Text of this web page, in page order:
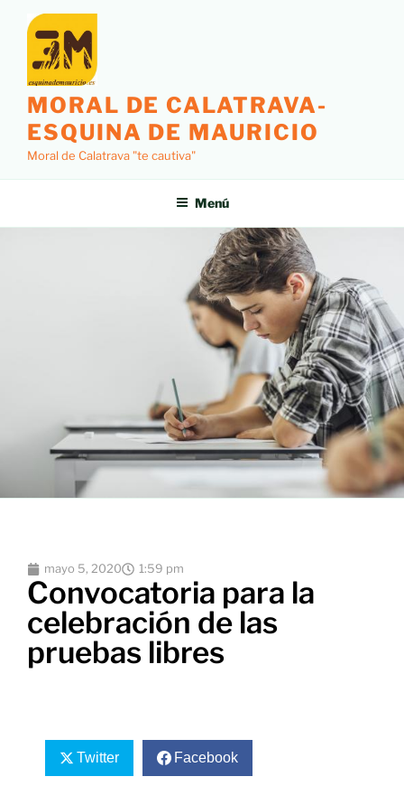
MORAL DE CALATRAVA-
ESQUINA DE MAURICIO
Moral de Calatrava "te cautiva"
Menú
mayo 5, 2020 1:59 pm
Convocatoria para la
celebración de las
pruebas libres
Twitter Facebook